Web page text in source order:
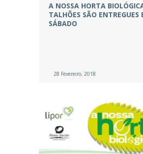
A NOSSA HORTA
TALHÕES SÃO ENTREGUES
SÁBADO
28 Fevereiro, 2018